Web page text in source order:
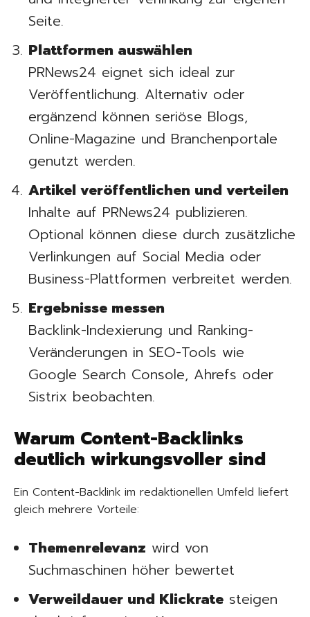
Seite.
Plattformen auswählen
PRNews24 eignet sich ideal zur
Veröffentlichung. Alternativ oder
ergänzend können seriöse Blogs,
Online-Magazine und Branchenportale
genutzt werden.
Artikel veröffentlichen und verteilen
Inhalte auf PRNews24 publizieren.
Optional können diese durch zusätzliche
Verlinkungen auf Social Media oder
Business-Plattformen verbreitet werden.
Ergebnisse messen
Backlink-Indexierung und Ranking-
Veränderungen in SEO-Tools wie
Google Search Console, Ahrefs oder
Sistrix beobachten.
Warum Content-Backlinks
deutlich wirkungsvoller sind
Ein Content-Backlink im redaktionellen Umfeld liefert
gleich mehrere Vorteile:
Themenrelevanz wird von
Suchmaschinen höher bewertet
Verweildauer und Klickrate steigen